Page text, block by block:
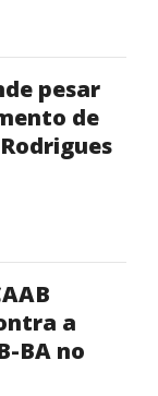
pesar
de
a
BA no